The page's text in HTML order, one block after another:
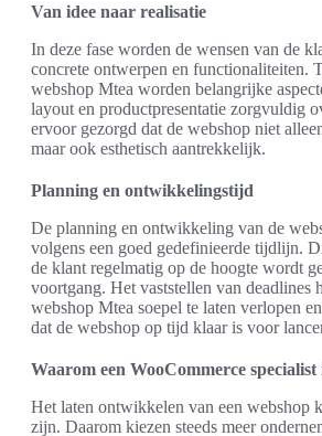
Van idee naar realisatie
In deze fase worden de wensen van de
concrete ontwerpen en functionaliteiten.
webshop Mtea worden belangrijke
layout en productpresentatie zorgvuldig
ervoor gezorgd dat de webshop niet
maar ook esthetisch aantrekkelijk.
Planning en ontwikkelingstijd
De planning en ontwikkeling van de
volgens een goed gedefinieerde tijdlijn.
de klant regelmatig op de hoogte wordt
voortgang. Het vaststellen van deadlines
webshop Mtea soepel te laten verlopen
dat de webshop op tijd klaar is voor
Waarom een WooCommerce specialist
Het laten ontwikkelen van een webshop
zijn. Daarom kiezen steeds meer